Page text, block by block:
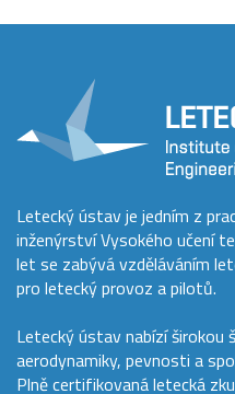
Letecký ústav je jedním z
inženýrství Vysokého učení
let se zabývá vzděláváním
pro letecký provoz a pilotů.
Letecký ústav nabízí širokou
aerodynamiky, pevnosti a
Plně certifikovaná letecká